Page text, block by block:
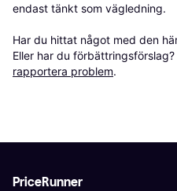
endast tänkt som vägledning.
Har du hittat något med den
Eller har du
rapportera problem.
PriceRunner